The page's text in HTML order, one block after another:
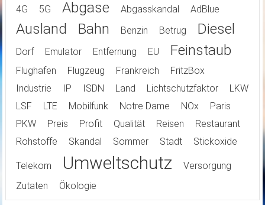
4G 5G Abgase Abgasskandal AdBlue
Ausland Bahn Benzin Betrug Diesel
Dorf Emulator Entfernung EU Feinstaub
Flughafen Flugzeug Frankreich
FritzBox
Industrie
IP ISDN Land Lichtschutzfaktor
LKW
LSF
LTE Mobilfunk Notre Dame NOx
Paris
PKW
Preis Profit Qualität Reisen
Restaurant
Rohstoffe
Skandal Sommer Stadt Stickoxide
Telekom Umweltschutz
Versorgung
Zutaten
Ökologie